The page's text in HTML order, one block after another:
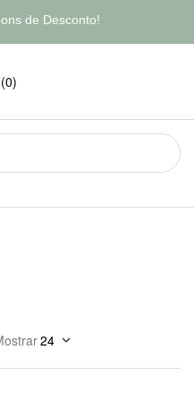
de Desconto!
(0)
24